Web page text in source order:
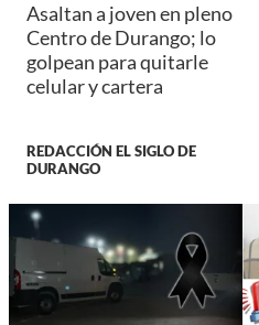
Asaltan a joven en pleno
Centro de Durango; lo
golpean para quitarle
celular y cartera
REDACCIÓN EL SIGLO DE
DURANGO